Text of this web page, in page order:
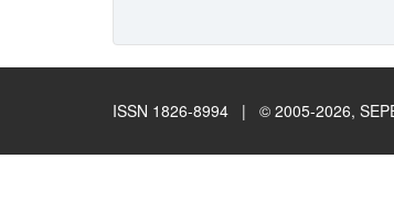
ISSN 1826-8994 | © 2005-2026,